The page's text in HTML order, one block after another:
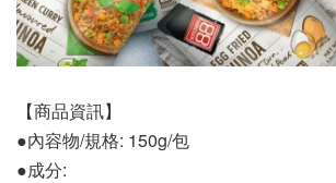
【商品資訊】
●內容物/規格: 150g/包
●成分: